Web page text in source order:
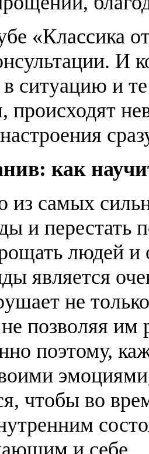
«Классика
И
ситуацию и
происходят
как
из самых
и перестать
людей
является
не
позволяя им
поэтому,
чтобы во
и себе.